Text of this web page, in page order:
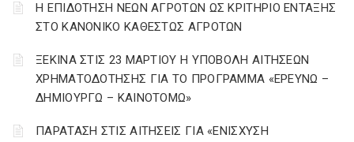
Η ΕΠΙΔΟΤΗΣΗ ΝΕΩΝ ΑΓΡΟΤΩΝ ΩΣ ΚΡΙΤΗΡΙΟ ΕΝΤΑΞΗΣ
ΣΤΟ ΚΑΝΟΝΙΚΟ ΚΑΘΕΣΤΩΣ ΑΓΡΟΤΩΝ
ΞΕΚΙΝΑ ΣΤΙΣ 23 ΜΑΡΤΙΟΥ Η ΥΠΟΒΟΛΗ ΑΙΤΗΣΕΩΝ
ΧΡΗΜΑΤΟΔΟΤΗΣΗΣ ΓΙΑ ΤΟ ΠΡΟΓΡΑΜΜΑ «ΕΡΕΥΝΩ –
ΔΗΜΙΟΥΡΓΩ – ΚΑΙΝΟΤΟΜΩ»
ΠΑΡΑΤΑΣΗ ΣΤΙΣ ΑΙΤΗΣΕΙΣ ΓΙΑ «ΕΝΙΣΧΥΣΗ